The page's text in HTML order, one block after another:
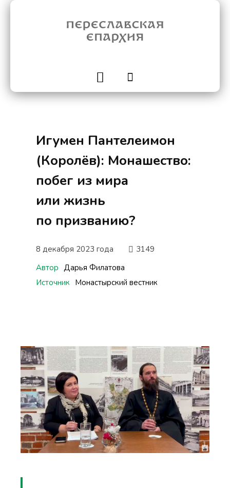
Игумен Пантелеимон
(Королёв): Монашество:
побег из мира
или жизнь
по призванию?
8 декабря 2023 года
3149
Автор Дарья Филатова
Источник Монастырский вестник